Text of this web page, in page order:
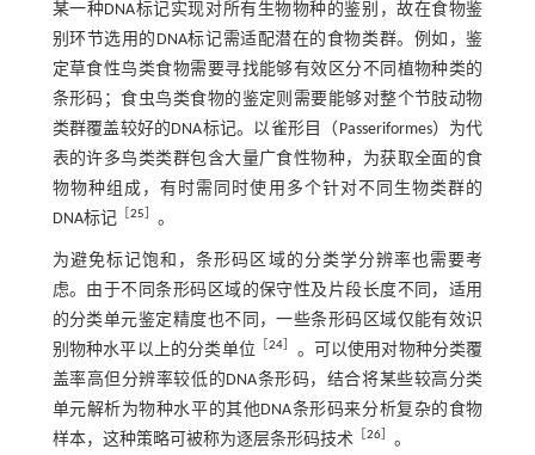
某一种DNA标记实现对所有生物物种的鉴别，故在食物鉴
别环节选用的DNA标记需适配潜在的食物类群。例如，鉴
定草食性鸟类食物需要寻找能够有效区分不同植物种类的
条形码；食虫鸟类食物的鉴定则需要能够对整个节肢动物
类群覆盖较好的DNA标记。以雀形目（Passeriformes）为代
表的许多鸟类类群包含大量广食性物种，为获取全面的食
物物种组成，有时需同时使用多个针对不同生物类群的
DNA标记
25 。
为避免标记饱和，条形码区域的分类学分辨率也需要考
虑。由于不同条形码区域的保守性及片段长度不同，适用
的分类单元鉴定精度也不同，一些条形码区域仅能有效识
别物种水平以上的分类单位 ［24
。可以使用对物种分类覆
盖率高但分辨率较低的DNA条形码，结合将某些较高分类
单元解析为物种水平的其他DNA条形码来分析复杂的食物
样本，这种策略可被称为逐层条形码技术
26］ 。